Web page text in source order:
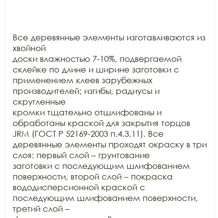
Все деревянные элементы изготавливаются из
хвойной
доски влажностью 7-10%, подвергаемой
склейке по длине и ширине заготовки с
применением клеев зарубежных
производителей; изгибы, радиусы и
скругленные
кромки тщательно отшлифованы и
обработаны краской для закрытия торцов
JRM (ГОСТ Р 52169-2003 п.4.3.11). Все
деревянные элементы проходят окраску в три
слоя: первый слой – грунтование
заготовки с последующим шлифованием
поверхности, второй слой – покраска
вододисперсионной краской с
последующим шлифованием поверхности,
третий слой –